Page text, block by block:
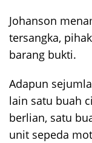
Johanson
tersangka,
barang bukti.
Adapun
lain satu buah
berlian, satu
unit sepeda